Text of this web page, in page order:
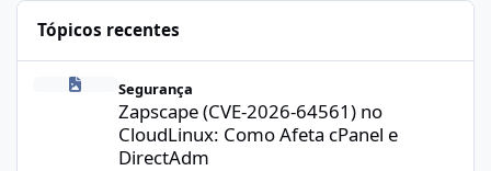
Tópicos recentes
Zapscape (CVE-2026-64561) no CloudLinux: Como Afeta cPanel
Segurança
Zapscape (CVE-2026-64561) no
CloudLinux: Como Afeta cPanel e
DirectAdm